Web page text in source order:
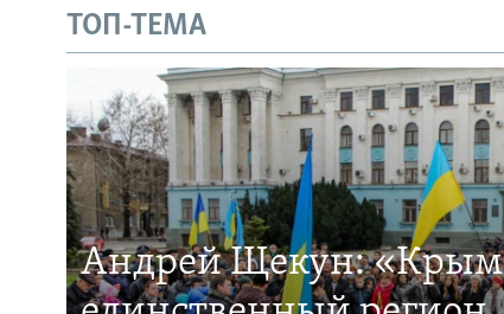
ТОП-ТЕМА
Андрей Щекун: «Крым